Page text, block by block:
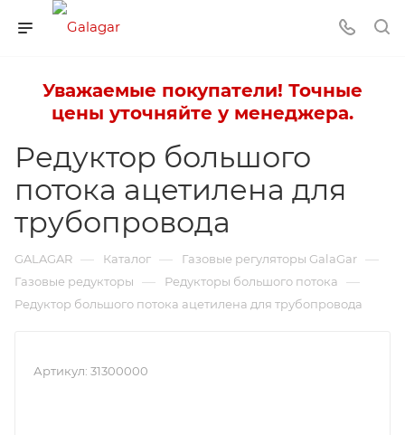
Уважаемые покупатели! Точные
цены уточняйте у менеджера.
Редуктор большого
потока ацетилена для
трубопровода
GALAGAR — Каталог — Газовые регуляторы GalaGar —
Газовые редукторы — Редукторы большого потока —
Редуктор большого потока ацетилена для трубопровода
Артикул: 31300000